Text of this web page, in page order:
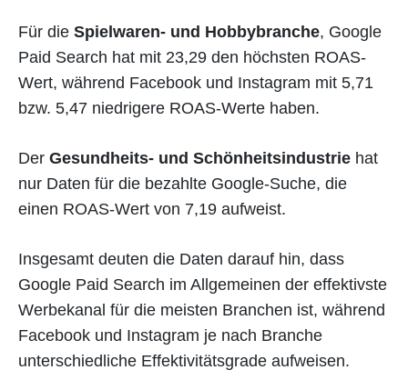
Für die Spielwaren- und Hobbybranche, Google
Paid Search hat mit 23,29 den höchsten ROAS-
Wert, während Facebook und Instagram mit 5,71
bzw. 5,47 niedrigere ROAS-Werte haben.
Der Gesundheits- und Schönheitsindustrie hat
nur Daten für die bezahlte Google-Suche, die
einen ROAS-Wert von 7,19 aufweist.
Insgesamt deuten die Daten darauf hin, dass
Google Paid Search im Allgemeinen der effektivste
Werbekanal für die meisten Branchen ist, während
Facebook und Instagram je nach Branche
unterschiedliche Effektivitätsgrade aufweisen.